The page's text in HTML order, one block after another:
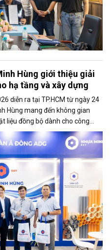
Hùng giới thiệu giải
hạ tầng và xây dựng
diễn ra tại TP.HCM từ ngày 24
Hùng mang đến không gian
liệu đồng bộ dành cho công
thu hút đông đảo khách tham
chuyên gia trong ngành.